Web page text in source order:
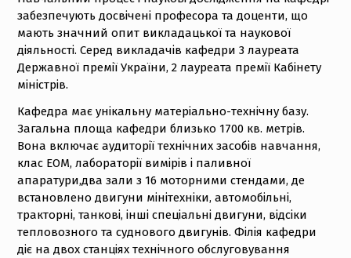
забезпечують досвічені професора та доценти, що
мають значний опит викладацької та наукової
діяльності. Серед викладачів кафедри 3 лауреата
Державної премії України, 2 лауреата премії Кабінету
міністрів.
Кафедра має унікальну матеріально-технічну базу.
Загальна площа кафедри близько 1700 кв. метрів.
Вона включає аудиторії технічних засобів навчання,
клас ЕОМ, лабораторії вимірів і паливної
апаратури,два зали з 16 моторними стендами, де
встановлено двигуни мінітехніки, автомобільні,
тракторні, танкові, інші спеціальні двигуни, відсіки
тепловозного та суднового двигунів. Філія кафедри
діє на двох станціях технічного обслуговування